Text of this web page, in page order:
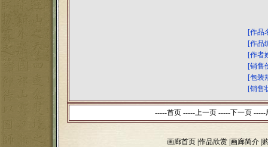
[作品
[作品
[作者
[销售
[包装
[销售
-----首页 -----上一页 -----下一页 -----
画廊首页 作品欣赏 画廊简介